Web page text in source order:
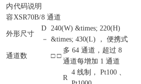
内
容
代码说明
XSR70B/8 通道
外形尺寸
D
－
240(W) &times; 220(H)
&times; 430(L) ， 便携式
通道数 □ □
多 64 通道，超过 8
通道每增加 1 通道
R
4 线制， Pt100 、